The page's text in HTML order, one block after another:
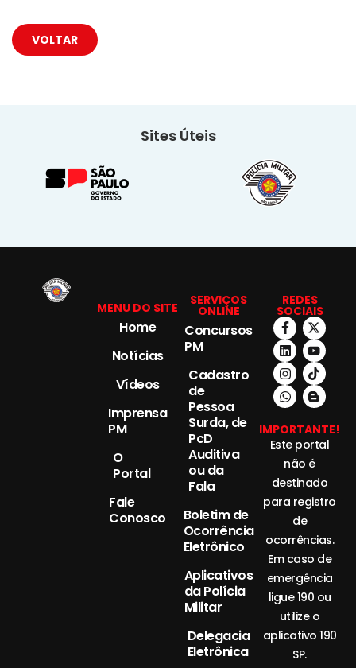
VOLTAR
Sites Úteis
MENU DO SITE
Home
Notícias
Vídeos
Imprensa
PM
O
Portal
Fale
Conosco
SERVIÇOS
ONLINE
Concursos
PM
Cadastro
de
Pessoa
Surda, de
PcD
Auditiva
ou da
Fala
Boletim de
Ocorrência
Eletrônico
Aplicativos
da Polícia
Militar
Delegacia
Eletrônica
REDES
SOCIAIS
IMPORTANTE!
Este portal
não é
destinado
para registro
de
ocorrências.
Em caso de
emergência
ligue 190 ou
utilize o
aplicativo 190
SP.